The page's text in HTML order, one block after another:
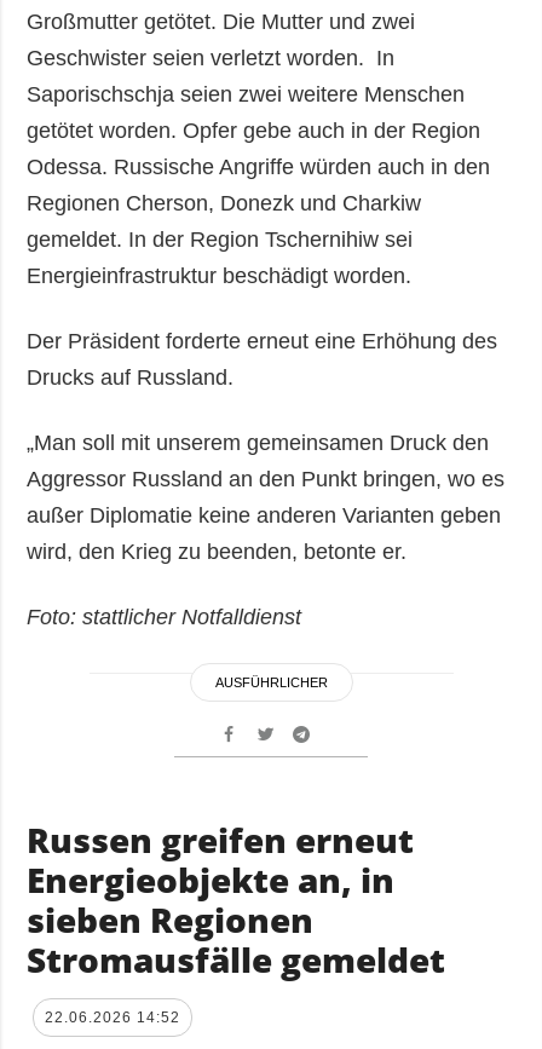
Großmutter getötet. Die Mutter und zwei
Geschwister seien verletzt worden. In
Saporischschja seien zwei weitere Menschen
getötet worden. Opfer gebe auch in der Region
Odessa. Russische Angriffe würden auch in den
Regionen Cherson, Donezk und Charkiw
gemeldet. In der Region Tschernihiw sei
Energieinfrastruktur beschädigt worden.
Der Präsident forderte erneut eine Erhöhung des
Drucks auf Russland.
„Man soll mit unserem gemeinsamen Druck den
Aggressor Russland an den Punkt bringen, wo es
außer Diplomatie keine anderen Varianten geben
wird, den Krieg zu beenden, betonte er.
Foto: stattlicher Notfalldienst
AUSFÜHRLICHER
Russen greifen erneut
Energieobjekte an, in
sieben Regionen
Stromausfälle gemeldet
22.06.2026 14:52